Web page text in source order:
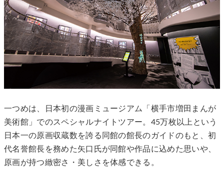
一つめは、日本初の漫画ミュージアム「横手市増田まんが
美術館」でのスペシャルナイトツアー。45万枚以上という
日本一の原画収蔵数を誇る同館の館長のガイドのもと、初
代名誉館長を務めた矢口氏が同館や作品に込めた思いや、
原画が持つ緻密さ・美しさを体感できる。